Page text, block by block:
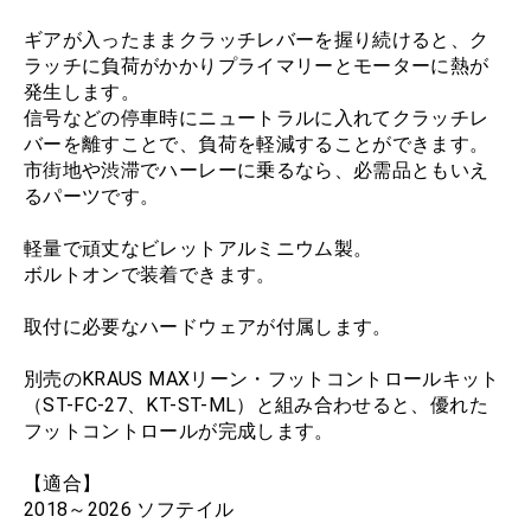
ギアが入ったままクラッチレバーを握り続けると、ク
ラッチに負荷がかかりプライマリーとモーターに熱が
発生します。
信号などの停車時にニュートラルに入れてクラッチレ
バーを離すことで、負荷を軽減することができます。
市街地や渋滞でハーレーに乗るなら、必需品ともいえ
るパーツです。
軽量で頑丈なビレットアルミニウム製。
ボルトオンで装着できます。
取付に必要なハードウェアが付属します。
別売のKRAUS MAXリーン・フットコントロールキット
（ST-FC-27、KT-ST-ML）と組み合わせると、優れた
フットコントロールが完成します。
【適合】
2018～2026 ソフテイル